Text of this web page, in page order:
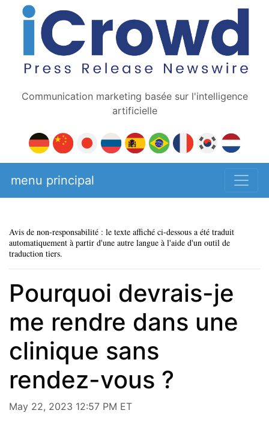
Communication marketing basée sur l'intelligence
artificielle
menu principal
Avis de non-responsabilité : le texte affiché ci-dessous a été traduit
automatiquement à partir d'une autre langue à l'aide d'un outil de
traduction tiers.
Pourquoi devrais-je
me rendre dans une
clinique sans
rendez-vous ?
May 22, 2023 12:57 PM ET